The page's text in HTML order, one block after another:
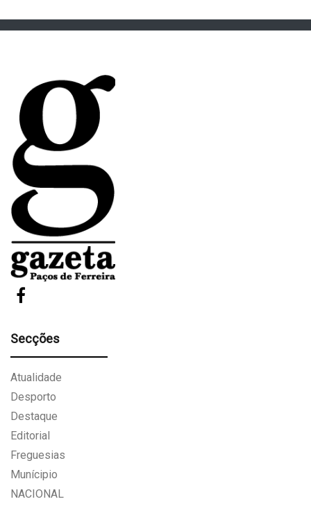
Secções
Atualidade
Desporto
Destaque
Editorial
Freguesias
Munícipio
NACIONAL